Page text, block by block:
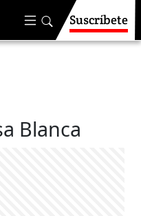
Suscríbete
Blanca